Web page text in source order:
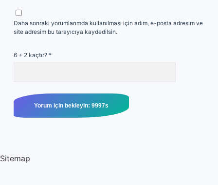
Daha sonraki yorumlarımda kullanılması için adım, e-posta adresim ve
site adresim bu tarayıcıya kaydedilsin.
6 + 2 kaçtır? *
Sitemap